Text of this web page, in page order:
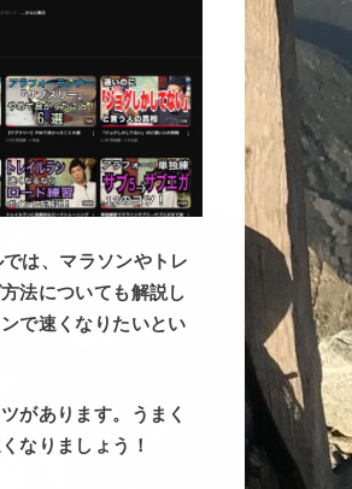
は、マラソンやトレ
法についても解説し
で速くなりたいとい
があります。うまく
なりましょう！